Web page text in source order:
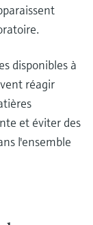
disponibles à
réagir
et éviter des
l'ensemble